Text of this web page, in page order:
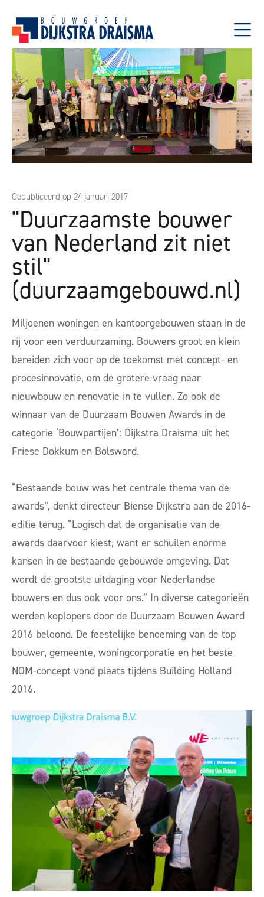
Gepubliceerd op 24 januari 2017
"Duurzaamste bouwer
van Nederland zit niet
stil"
(duurzaamgebouwd.nl)
Miljoenen woningen en kantoorgebouwen staan in de
rij voor een verduurzaming. Bouwers groot en klein
bereiden zich voor op de toekomst met concept- en
procesinnovatie, om de grotere vraag naar
nieuwbouw en renovatie in te vullen. Zo ook de
winnaar van de Duurzaam Bouwen Awards in de
categorie ‘Bouwpartijen’: Dijkstra Draisma uit het
Friese Dokkum en Bolsward.
“Bestaande bouw was het centrale thema van de
awards”, denkt directeur Biense Dijkstra aan de 2016-
editie terug. “Logisch dat de organisatie van de
awards daarvoor kiest, want er schuilen enorme
kansen in de bestaande gebouwde omgeving. Dat
wordt de grootste uitdaging voor Nederlandse
bouwers en dus ook voor ons.” In diverse categorieën
werden koplopers door de Duurzaam Bouwen Award
2016 beloond. De feestelijke benoeming van de top
bouwer, gemeente, woningcorporatie en het beste
NOM-concept vond plaats tijdens Building Holland
2016.